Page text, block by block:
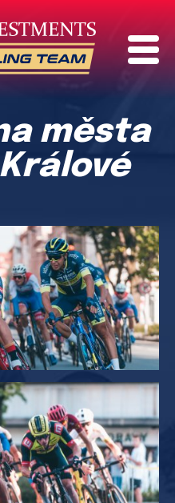
města